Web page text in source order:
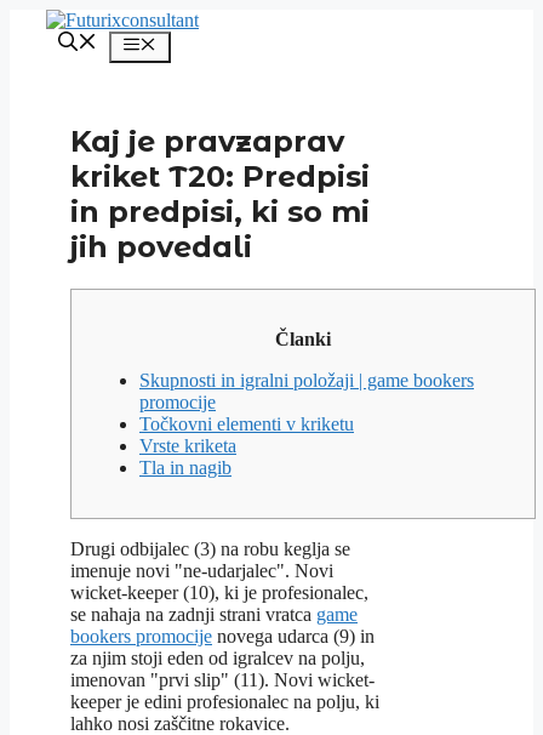
Menu
Kaj je pravzaprav
kriket T20: Predpisi
in predpisi, ki so mi
jih povedali
Članki
Skupnosti in igralni položaji | game bookers
promocije
Točkovni elementi v kriketu
Vrste kriketa
Tla in nagib
Drugi odbijalec (3) na robu keglja se
imenuje novi "ne-udarjalec". Novi
wicket-keeper (10), ki je profesionalec,
se nahaja na zadnji strani vratca game
bookers promocije novega udarca (9) in
za njim stoji eden od igralcev na polju,
imenovan "prvi slip" (11). Novi wicket-
keeper je edini profesionalec na polju, ki
lahko nosi zaščitne rokavice.